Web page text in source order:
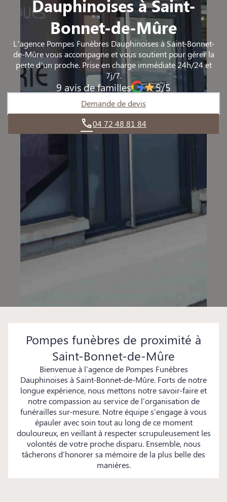
TIGNIEU-JAMEYZIEU
TIGNIEU-JAMEYZIEU
Dauphinoises à Saint-
Bonnet-de-Mûre
L’agence Pompes Funèbres Dauphinoises à Saint-Bonnet-
de-Mûre vous accompagne et vous soutient pour gérer la
perte d’un proche. Prise en charge immédiate 24h/24 et
7j/7.
9 avis de familles 5/5
Demande de devis
04 72 48 81 84
Pompes funèbres de proximité à
Saint-Bonnet-de-Mûre
Bienvenue à l'agence de Pompes Funèbres
Dauphinoises à Saint-Bonnet-de-Mûre. Forts de notre
longue expérience, nous mettons notre savoir-faire et
notre compassion au service de l'organisation de
funérailles sur-mesure. Notre équipe s'engage à vous
épauler avec soin tout au long de ce moment
douloureux, en veillant à respecter scrupuleusement les
volontés de votre proche disparu. Ensemble, nous
tâcherons d'honorer sa mémoire de la plus belle des
manières.